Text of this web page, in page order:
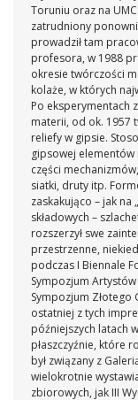
Toruniu oraz na
zatrudniony
prowadził tam
profesora, w 1988
okresie twórczości
kolaże, w których
Po eksperymentach
materii, od ok. 1957
reliefy w gipsie.
gipsowej
części
siatki, druty itp.
zaskakująco – jak
składowych –
rozszerzył swe
przestrzenne,
podczas I Biennale
Sympozjum Artystów
Sympozjum Złotego
ostatniej z tych
późniejszych latach
płaszczyźnie, które
był związany z
wielokrotnie
zbiorowych, jak III